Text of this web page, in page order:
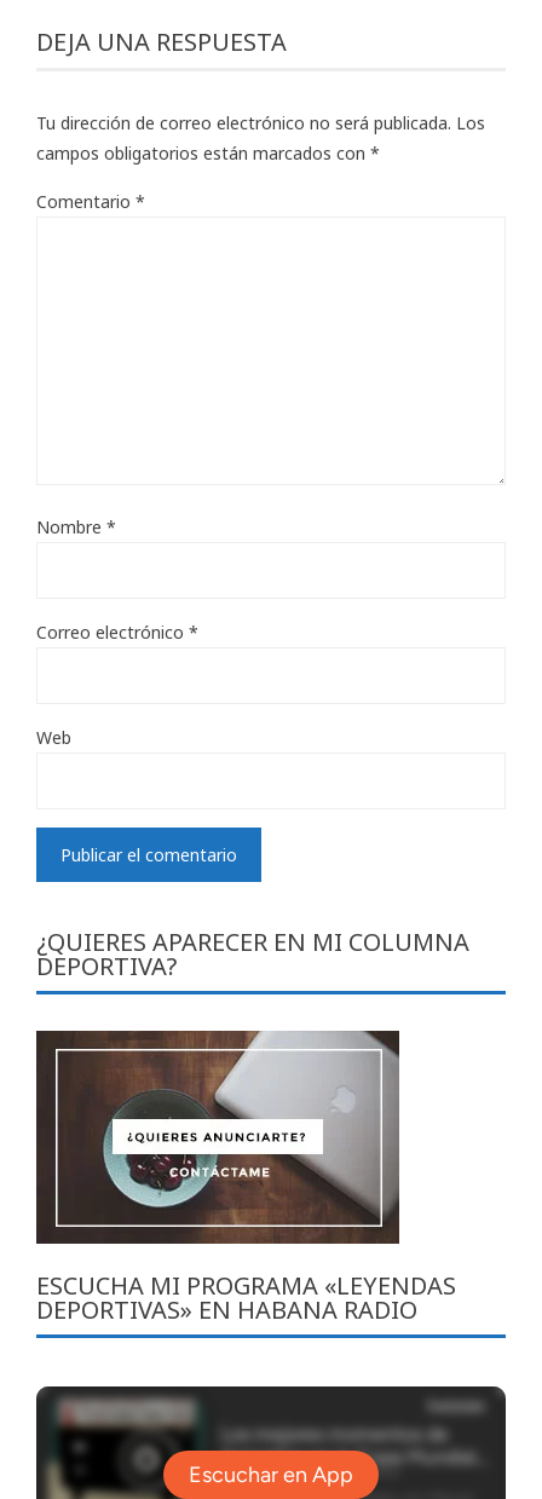
DEJA UNA RESPUESTA
Tu dirección de correo electrónico no será publicada. Los
campos obligatorios están marcados con *
Comentario *
Nombre *
Correo electrónico *
Web
¿QUIERES APARECER EN MI COLUMNA
DEPORTIVA?
ESCUCHA MI PROGRAMA «LEYENDAS
DEPORTIVAS» EN HABANA RADIO